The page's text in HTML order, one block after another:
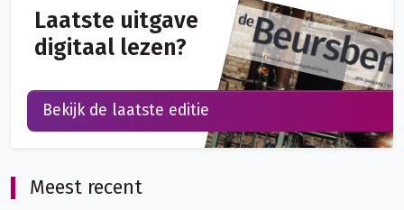
Meest recent
Laatste uitgave
digitaal lezen?
Bekijk de laatste editie